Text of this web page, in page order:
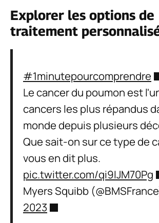
Explorer les options de
traitement
#1minutepourcomprendre
Le cancer du poumon est
cancers les plus répandus
monde depuis plusieurs
Que sait-on sur ce type de
vous en dit plus.
pic.twitter.com/qi9IJM70Pg
Myers Squibb
2023